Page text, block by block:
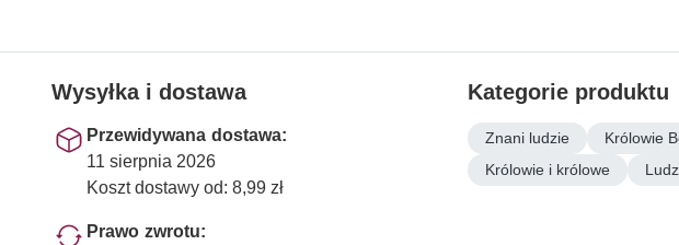
Wysyłka i dostawa
Przewidywana dostawa:
11 sierpnia 2026
Koszt dostawy od: 8,99 zł
Prawo zwrotu:
Kategorie produktu
Znani ludzie Królowie
Królowie i królowe